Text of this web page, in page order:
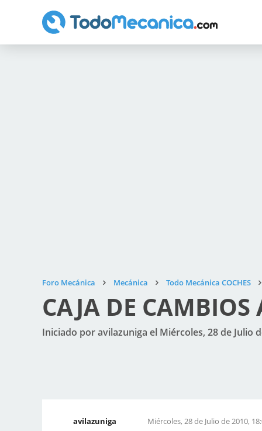
Foro Mecánica Mecánica Todo Mecánica COCHES
CAJA DE
Iniciado por avilazuniga el Miércoles, 28 de Julio
avilazuniga Miércoles, 28 de Julio de 2010,